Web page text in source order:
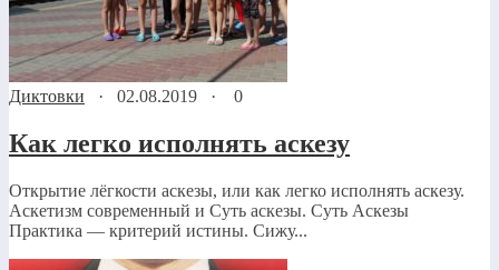
Диктовки · 02.08.2019 · 0
Как легко исполнять аскезу
Открытие лёгкости аскезы, или как легко исполнять аскезу.
Аскетизм современный и Суть аскезы. Суть Аскезы
Практика — критерий истины. Сижу...